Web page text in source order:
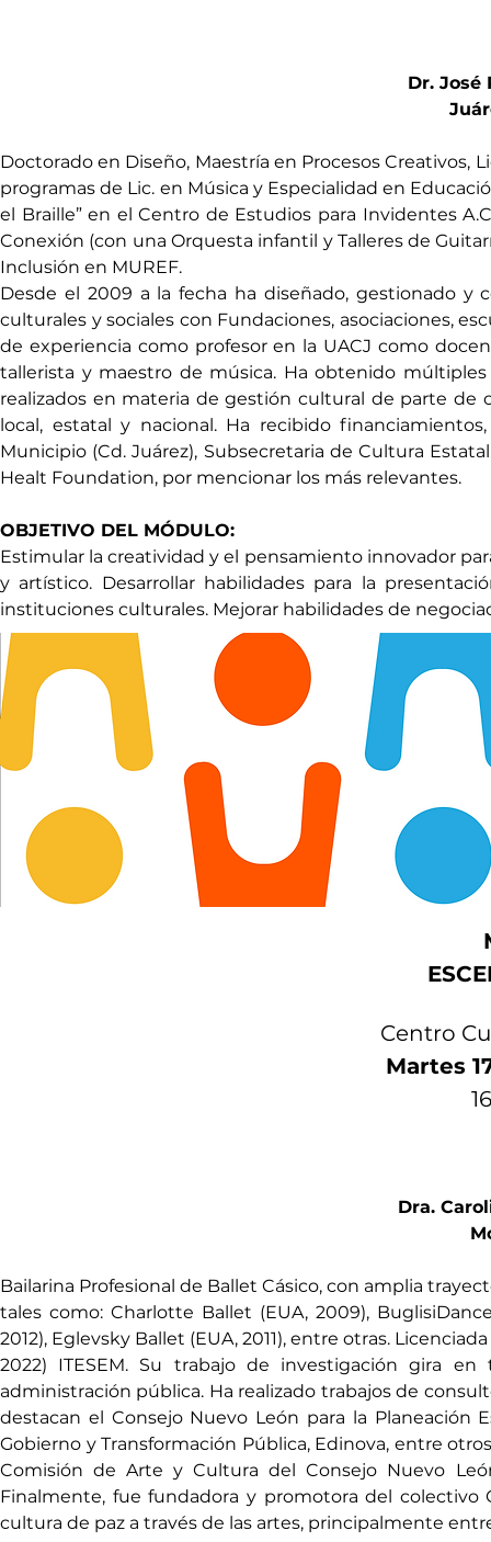
Dr. José
Doctorado en Diseño, Maestría en Procesos Creativos,
programas de Lic. en Música y Especialidad en
el Braille” en el Centro de Estudios para Invidentes
Conexión (con una Orquesta infantil y Talleres de
Inclusión en MUREF.
Desde el 2009 a la fecha ha diseñado, gestionado y
culturales y sociales con Fundaciones, asociaciones,
de experiencia como profesor en la UACJ como
tallerista y maestro de música. Ha obtenido
realizados en materia de gestión cultural de parte de
local, estatal y nacional. Ha recibido
Municipio (Cd. Juárez), Subsecretaria de Cultura
Healt Foundation, por mencionar los más relevantes.
OBJETIVO DEL MÓDULO:
Estimular la creatividad y el pensamiento innovador
y artístico. Desarrollar habilidades para la
instituciones culturales. Mejorar habilidades de
Centro
Martes
Dra.
Bailarina Profesional de Ballet Cásico, con amplia
tales como: Charlotte Ballet (EUA, 2009),
2012), Eglevsky Ballet (EUA, 2011), entre otras.
2022) ITESEM. Su trabajo de investigación gira
administración pública. Ha realizado trabajos de
destacan el Consejo Nuevo León para la Planeación
Gobierno y Transformación Pública, Edinova, entre
Comisión de Arte y Cultura del Consejo Nuevo
Finalmente, fue fundadora y promotora del colectivo
cultura de paz a través de las artes, principalmente